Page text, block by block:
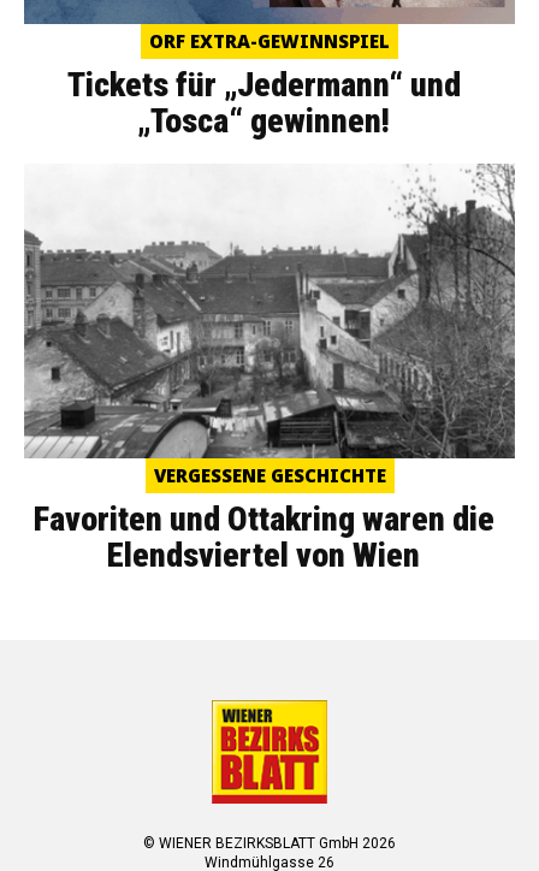
ORF EXTRA-GEWINNSPIEL
Tickets für „Jedermann“ und
„Tosca“ gewinnen!
VERGESSENE GESCHICHTE
Favoriten und Ottakring waren die
Elendsviertel von Wien
© WIENER BEZIRKSBLATT GmbH 2026
Windmühlgasse 26